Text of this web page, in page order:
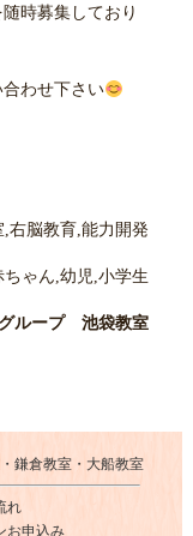
時募集しており
わせ下さい
右脳教育,能力開発
ゃん,幼児,小学生
ループ 池袋教室
鎌倉教室・大船教室
れ
お申込み